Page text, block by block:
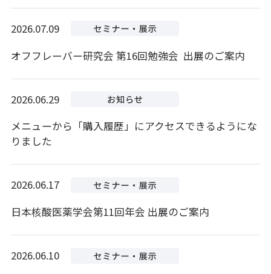
2026.07.09
オフフレーバー研究会 第16回勉強会 出展のご案内
2026.06.29
メニューから「購入履歴」にアクセスできるようにな
りました
2026.06.17
日本核酸医薬学会第11回年会 出展のご案内
2026.06.10